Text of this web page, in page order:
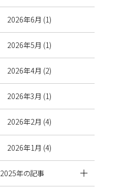
2026年6月 (1)
2026年5月 (1)
2026年4月 (2)
2026年3月 (1)
2026年2月 (4)
2026年1月 (4)
2025年の記事